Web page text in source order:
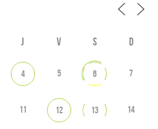
J V S D
4 5 6 7
11 12 13 14